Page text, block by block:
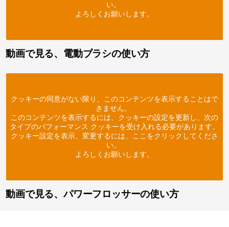
い。
よろしくお願いします。
動画で見る、電動ブラシの使い方
クッキーの同意がない限り、このコンテンツを表示することはで
きません。
このコンテンツを表示するには、クッキーの設定を更新し、次の
タイプのパフォーマンス クッキーを受け入れる必要があります。
クッキー設定を表示、変更するには、ここをクリックしてくださ
い。
よろしくお願いします。
動画で見る、パワーフロッサーの使い方